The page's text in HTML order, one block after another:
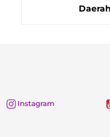
Daerah
Instagram